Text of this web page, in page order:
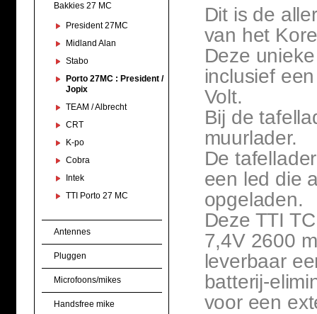
Bakkies 27 MC
President 27MC
Midland Alan
Stabo
Porto 27MC : President /
Jopix
TEAM / Albrecht
CRT
K-po
Cobra
Intek
TTI Porto 27 MC
Antennes
Pluggen
Microfoons/mikes
Handsfree mike
Dit is de
van het
Deze
inclusief
Volt.
Bij de
muurlader.
De
een led die
opgeladen.
Deze TTI
7,4V 2600
leverbaar
batterij-
voor een